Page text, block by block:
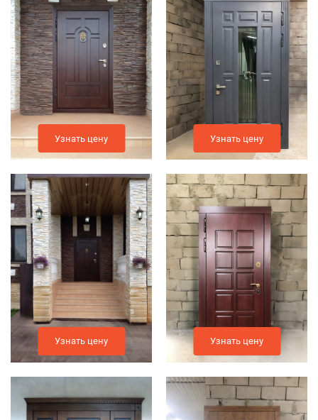
Узнать цену
Узнать цену
Узнать цену
Узнать цену